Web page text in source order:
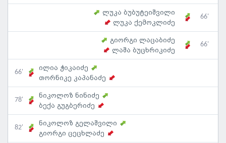
ლუკა ბუბუტეიშვილი
ლუკა ქემოკლიძე
66'
გიორგი ლაცაბიძე
ლაშა ბუცხრიკიძე
66'
66'
ილია ჭიკაიძე
თორნიკე კაპანაძე
78'
ნიკოლოზ ნინიძე
ბექა გუგბერიძე
82'
ნიკოლოზ გელაშვილი
გიორგი ცეცხლაძე